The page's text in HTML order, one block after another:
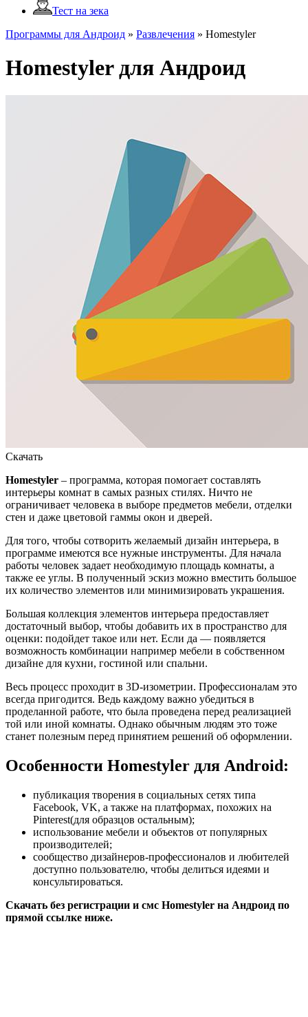
Тест на зека
Программы для Андроид » Развлечения » Homestyler
Homestyler для Андроид
Скачать
Homestyler – программа, которая помогает составлять
интерьеры комнат в самых разных стилях. Ничто не
ограничивает человека в выборе предметов мебели, отделки
стен и даже цветовой гаммы окон и дверей.
Для того, чтобы сотворить желаемый дизайн интерьера, в
программе имеются все нужные инструменты. Для начала
работы человек задает необходимую площадь комнаты, а
также ее углы. В полученный эскиз можно вместить большое
их количество элементов или минимизировать украшения.
Большая коллекция элементов интерьера предоставляет
достаточный выбор, чтобы добавить их в пространство для
оценки: подойдет такое или нет. Если да — появляется
возможность комбинации например мебели в собственном
дизайне для кухни, гостиной или спальни.
Весь процесс проходит в 3D-изометрии. Профессионалам это
всегда пригодится. Ведь каждому важно убедиться в
проделанной работе, что была проведена перед реализацией
той или иной комнаты. Однако обычным людям это тоже
станет полезным перед принятием решений об оформлении.
Особенности Homestyler для Android:
публикация творения в социальных сетях типа
Facebook, VK, а также на платформах, похожих на
Pinterest(для образцов остальным);
использование мебели и объектов от популярных
производителей;
сообщество дизайнеров-профессионалов и любителей
доступно пользователю, чтобы делиться идеями и
консультироваться.
Скачать без регистрации и смс Homestyler на Андроид по
прямой ссылке ниже.